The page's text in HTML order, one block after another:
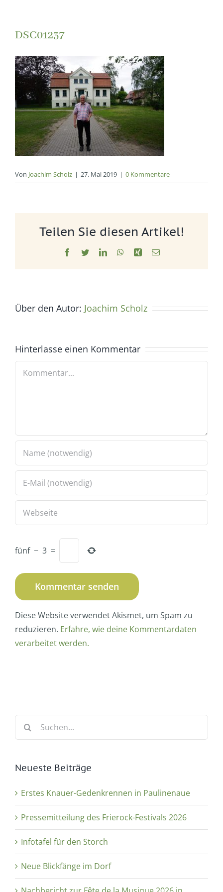
DSC01237
Von Joachim Scholz | 27. Mai 2019 | 0 Kommentare
Teilen Sie diesen Artikel!
Facebook
TwitterLinkedInWhatsApp
Xing E-
Über den Autor: Joachim Scholz
Hinterlasse einen Kommentar
Kommentar
fünf − 3 =
Diese Website verwendet Akismet, um Spam zu
reduzieren. Erfahre, wie deine Kommentardaten
verarbeitet werden.
Suche
Neueste Beiträge
Erstes Knauer-Gedenkrennen in Paulinenaue
Pressemitteilung des Frierock-Festivals 2026
Infotafel für den Storch
Neue Blickfänge im Dorf